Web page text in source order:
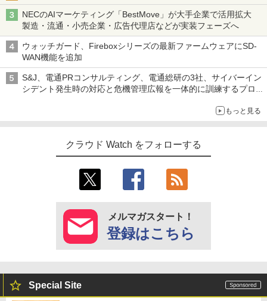
NECのAIマーケティング「BestMove」が大手企業で活用拡大
製造・流通・小売企業・広告代理店などが実装フェーズへ
ウォッチガード、Fireboxシリーズの最新ファームウェアにSD-
WAN機能を追加
S&J、電通PRコンサルティング、電通総研の3社、サイバーイン
シデント発生時の対応と危機管理広報を一体的に訓練するプログ
もっと見る
クラウド Watch をフォローする
メルマガスタート！
登録はこちら
Special Site